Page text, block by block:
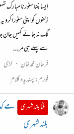
ایسا بننا سنورنا مبارک
زلفوں کو اپنی سنورا
لگ نہ جائے کہیں جانِ
سے پہلے ہی مر...
فرحان محمد خان
لڑی
فورم:پسندیدہ کلام
فنا بلند شہری مے
بلند شہری